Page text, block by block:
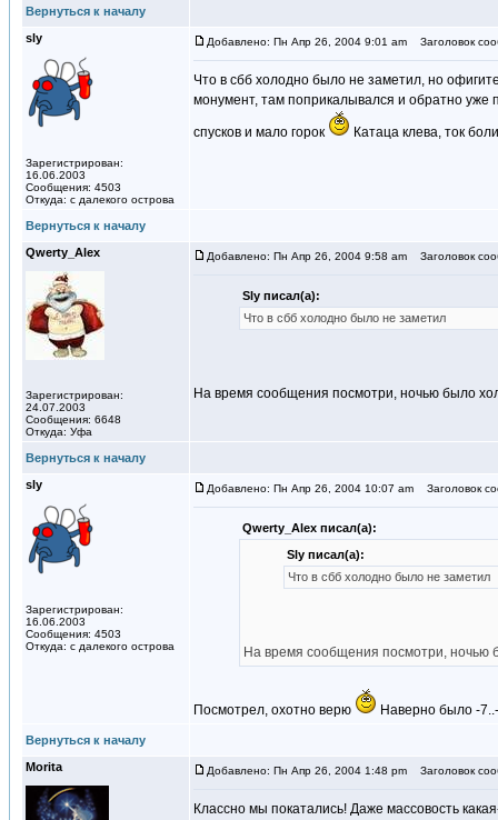
Вернуться к началу
sly
Зарегистрирован:
16.06.2003
Сообщения: 4503
Откуда: с далекого острова
Добавлено: Пн Апр 26, 2004 9:01 am Заголовок
Что в сбб холодно было не заметил, но
монумент, там поприкалывался и обратно уже
спусков и мало горок Катаца клева, ток
Вернуться к началу
Qwerty_Alex
Зарегистрирован:
24.07.2003
Сообщения: 6648
Откуда: Уфа
Добавлено: Пн Апр 26, 2004 9:58 am Заголовок
Sly писал(а):
Что в сбб холодно было не заметил
На время сообщения посмотри, ночью было
Вернуться к началу
sly
Зарегистрирован:
16.06.2003
Сообщения: 4503
Откуда: с далекого острова
Добавлено: Пн Апр 26, 2004 10:07 am Заголовок
Qwerty_Alex писал(а):
Sly писал(а):
Что в сбб холодно было не заметил
На время сообщения посмотри, ночью
Посмотрел, охотно верю Наверно было -
Вернуться к началу
Morita
Добавлено: Пн Апр 26, 2004 1:48 pm Заголовок
Классно мы покатались! Даже массовость